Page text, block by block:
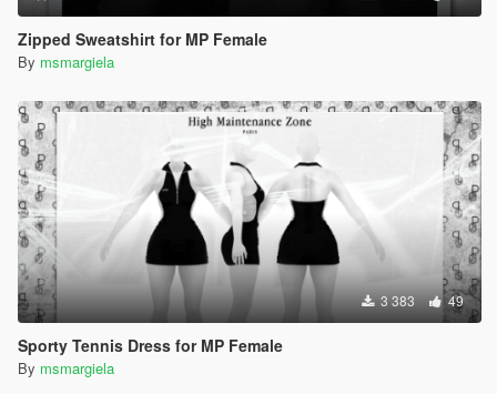
Zipped Sweatshirt for MP Female
By msmargiela
3 383 49
Sporty Tennis Dress for MP Female
By msmargiela